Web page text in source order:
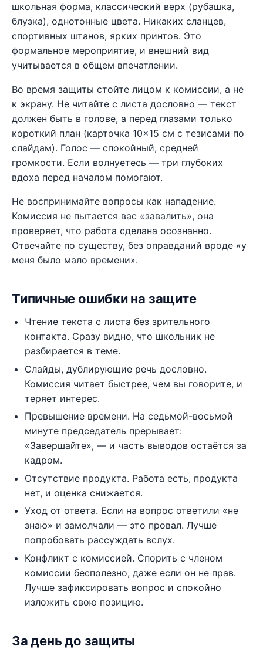
школьная форма, классический верх (рубашка,
блузка), однотонные цвета. Никаких сланцев,
спортивных штанов, ярких принтов. Это
формальное мероприятие, и внешний вид
учитывается в общем впечатлении.
Во время защиты стойте лицом к комиссии, а не
к экрану. Не читайте с листа дословно — текст
должен быть в голове, а перед глазами только
короткий план (карточка 10×15 см с тезисами по
слайдам). Голос — спокойный, средней
громкости. Если волнуетесь — три глубоких
вдоха перед началом помогают.
Не воспринимайте вопросы как нападение.
Комиссия не пытается вас «завалить», она
проверяет, что работа сделана осознанно.
Отвечайте по существу, без оправданий вроде «у
меня было мало времени».
Типичные ошибки на защите
Чтение текста с листа без зрительного
контакта. Сразу видно, что школьник не
разбирается в теме.
Слайды, дублирующие речь дословно.
Комиссия читает быстрее, чем вы говорите, и
теряет интерес.
Превышение времени. На седьмой-восьмой
минуте председатель прерывает:
«Завершайте», — и часть выводов остаётся за
кадром.
Отсутствие продукта. Работа есть, продукта
нет, и оценка снижается.
Уход от ответа. Если на вопрос ответили «не
знаю» и замолчали — это провал. Лучше
попробовать рассуждать вслух.
Конфликт с комиссией. Спорить с членом
комиссии бесполезно, даже если он не прав.
Лучше зафиксировать вопрос и спокойно
изложить свою позицию.
За день до защиты